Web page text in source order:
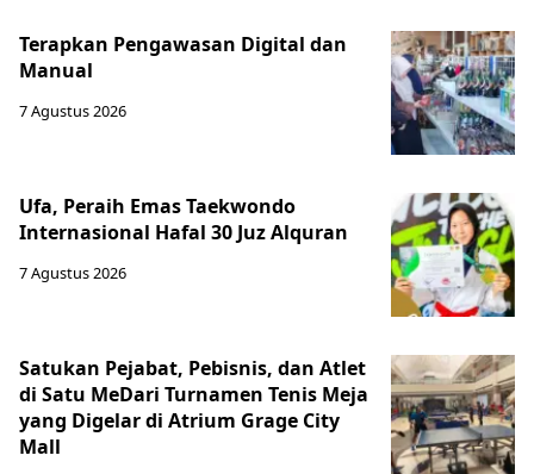
Terapkan Pengawasan Digital dan
Manual
7 Agustus 2026
Ufa, Peraih Emas Taekwondo
Internasional Hafal 30 Juz Alquran
7 Agustus 2026
Satukan Pejabat, Pebisnis, dan Atlet
di Satu MeDari Turnamen Tenis Meja
yang Digelar di Atrium Grage City
Mall